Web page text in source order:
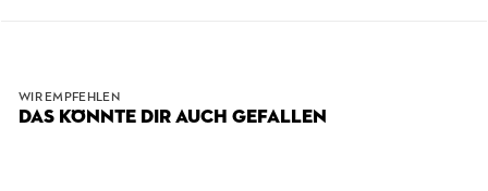
WIR EMPFEHLEN
DAS KÖNNTE DIR AUCH GEFALLEN